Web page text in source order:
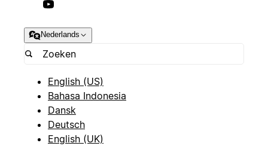
Nederlands
English (US)
Bahasa Indonesia
Dansk
Deutsch
English (UK)